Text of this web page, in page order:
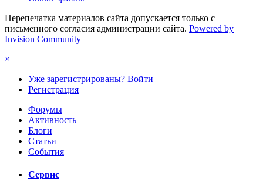
Перепечатка материалов сайта допускается только с
письменного согласия администрации сайта. Powered by
Invision Community
×
Уже зарегистрированы? Войти
Регистрация
Форумы
Активность
Блоги
Статьи
События
Сервис